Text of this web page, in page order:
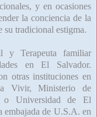
y en ocasiones
la conciencia de la
su tradicional estigma.
y Terapeuta familiar
en El Salvador.
otras instituciones en
a Vivir, Ministerio de
o Universidad de El
embajada de U.S.A. en